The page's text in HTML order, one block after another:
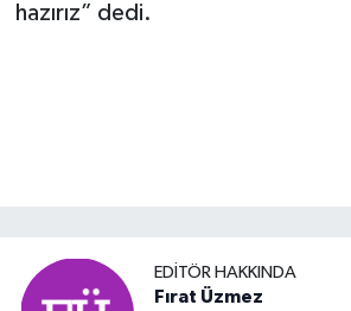
hazırız” dedi.
EDITÖR HAKKINDA
Fırat Üzmez